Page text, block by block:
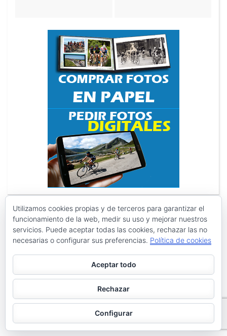
Search
Search
PÁGINAS
Galerías de imágenes
Política de privacidad
Utilizamos cookies propias y de terceros para garantizar el
funcionamiento de la web, medir su uso y mejorar nuestros
servicios. Puede aceptar todas las cookies, rechazar las no
necesarias o configurar sus preferencias. Política de cookies
Aceptar todo
Rechazar
Configurar